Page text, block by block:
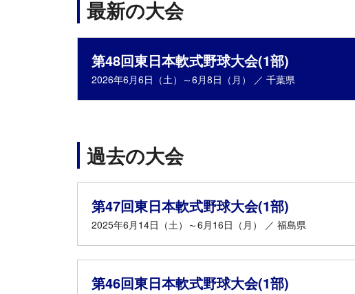
最新の大会
第48回東日本軟式野球大会(1部)
2026年6月6日（土）～6月8日（月） ／ 千葉県
過去の大会
第47回東日本軟式野球大会(1部)
2025年6月14日（土）～6月16日（月） ／ 福島県
第46回東日本軟式野球大会(1部)